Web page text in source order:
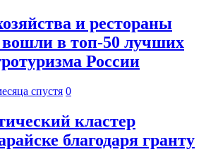
и рестораны
в топ-50 лучших
России
спустя 0
кластер
благодаря гранту